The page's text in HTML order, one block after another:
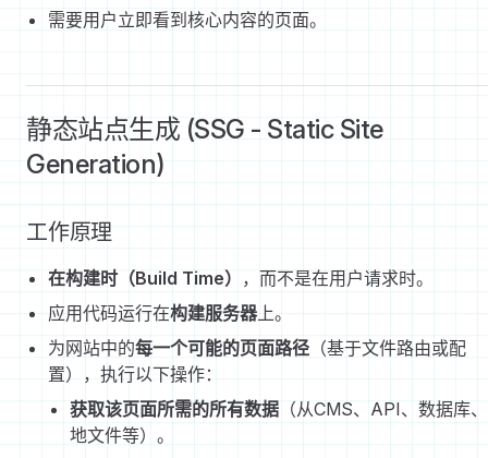
需要用户立即看到核心内容的页面。
静态站点生成 (SSG - Static Site
Generation)
工作原理
在构建时（Build Time） ，而不是在用户请求时。
应用代码运行在构建服务器上。
为网站中的每一个可能的页面路径 （基于文件路由或配
置），执行以下操作：
获取该页面所需的所有数据 （从CMS、API、数据库
地文件等）。